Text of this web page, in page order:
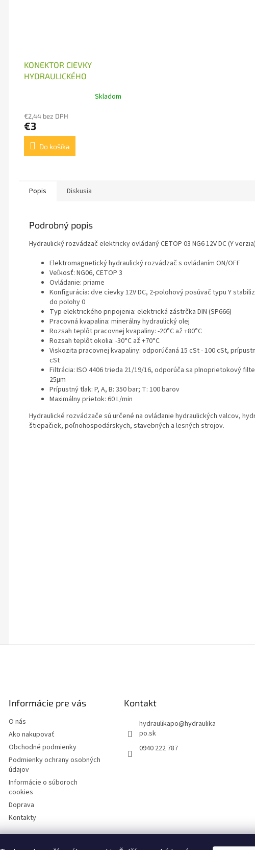
KONEKTOR CIEVKY
HYDRAULICKÉHO
Skladom
€2,44 bez DPH
€3
Do košíka
Popis Diskusia
Podrobný popis
Hydraulický rozvádzač elektricky ovládaný CETOP 03 NG6 12V DC (Y
Elektromagnetický hydraulický rozvádzač s ovládaním ON/OFF
Veľkosť: NG06, CETOP 3
Ovládanie: priame
Konfigurácia: dve cievky 12V DC, 2-polohový posúvač typu Y
do polohy 0
Typ elektrického pripojenia: elektrická zástrčka DIN (SP666)
Pracovná kvapalina: minerálny hydraulický olej
Rozsah teplôt pracovnej kvapaliny: -20°C až +80°C
Rozsah teplôt okolia: -30°C až +70°C
Viskozita pracovnej kvapaliny: odporúčaná 15 cSt - 100 cSt,
cSt
Filtrácia: ISO 4406 trieda 21/19/16, odporúča sa plnoprietokový
25μm
Prípustný tlak: P, A, B: 350 bar; T: 100 barov
Maximálny prietok: 60 L/min
Hydraulické rozvádzače sú určené na ovládanie hydraulických valcov,
štiepačiek, poľnohospodárskych, stavebných a lesných strojov.
Informácie pre vás
O nás
Ako nakupovať
Obchodné podmienky
Podmienky ochrany osobných
údajov
Informácie o súboroch
cookies
Doprava
Kontakty
Kontakt
hydraulikapo@hydraulika
po.sk
0940 222 787